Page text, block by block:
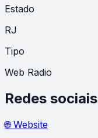
Estado
RJ
Tipo
Web Radio
Redes sociais
🌐 Website